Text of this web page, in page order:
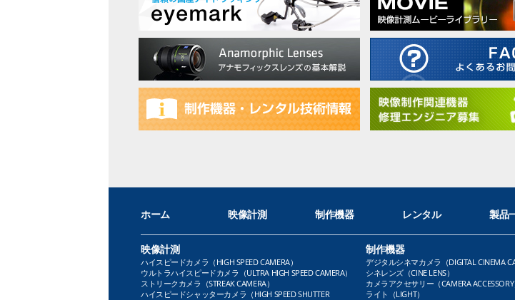
ホーム 映像計測 制作機器 レンタル 製品
映像計測
ハイスピードカメラ（HIGH SPEED CAMERA）
ウルトラハイスピードカメラ（ULTRA HIGH SPEED CAMERA）
ストリークカメラ（STREAK CAMERA）
ハイスピードシャッターカメラ（HIGH SPEED SHUTTER
制作機器
デジタルシネマカメラ（DIGITAL CINEMA
シネレンズ（CINE LENS）
カメラアクセサリー（CAMERA ACCESSORY
ライト（LIGHT）